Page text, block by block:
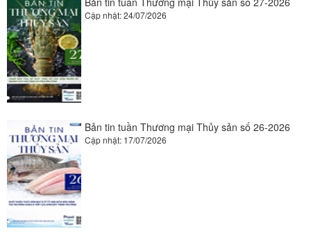
Cập nhật: 24/07/2026
Bản tin tuần Thương mại Thủy sản số 26-2026
Cập nhật: 17/07/2026